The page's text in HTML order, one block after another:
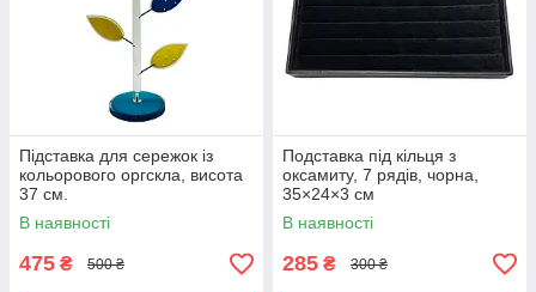
Підставка для сережок із
кольорового оргскла, висота
37 см.
В наявності
475 ₴ 500 ₴
Подставка під кільця з
оксамиту, 7 рядів, чорна,
35×24×3 см
В наявності
285 ₴ 300 ₴